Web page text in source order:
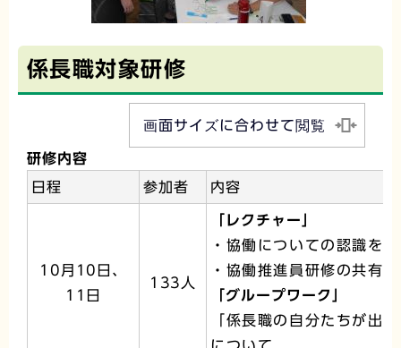
係長職対象研修
画面サイズに合わせて閲覧
研修内容
日程
参加者 内容
10月10日、
11日
133人
「レクチャー」
・協働についての認識を
・協働推進員研修の共有
「グループワーク」
「係長職の自分たちが出
について